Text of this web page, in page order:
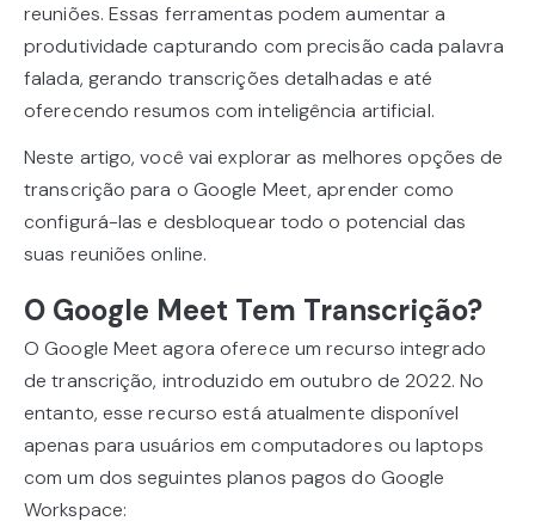
reuniões. Essas ferramentas podem aumentar a
produtividade capturando com precisão cada palavra
falada, gerando transcrições detalhadas e até
oferecendo resumos com inteligência artificial.
Neste artigo, você vai explorar as melhores opções de
transcrição para o Google Meet, aprender como
configurá-las e desbloquear todo o potencial das
suas reuniões online.
O Google Meet Tem Transcrição?
O Google Meet agora oferece um recurso integrado
de transcrição, introduzido em outubro de 2022. No
entanto, esse recurso está atualmente disponível
apenas para usuários em computadores ou laptops
com um dos seguintes planos pagos do Google
Workspace: